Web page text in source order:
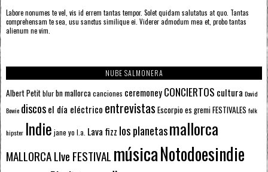
Labore nonumes te vel, vis id errem tantas tempor. Solet quidam salutatus at quo. Tantas
comprehensam te sea, usu sanctus similique ei. Viderer admodum mea et, probo tantas
alienum ne vim.
NUBE SALMONERA
Albert Petitblurbn mallorcacanciones ceremoneyCONCIERTOS cultura David
Bowie discosel día eléctrico entrevistas Escorpioes gremiFESTIVALES folk
hipster Indie jane yo l.a. Lava fizz los planetasmallorca
MALLORCA LIve FESTIVAL músicaNotodoesindie